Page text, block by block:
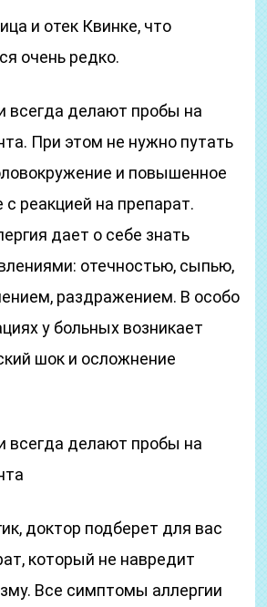
и отек Квинке, что
очень редко.
всегда делают пробы на
При этом не нужно путать
и повышенное
реакцией на препарат.
дает о себе знать
отечностью, сыпью,
раздражением. В особо
у больных возникает
шок и осложнение
всегда делают пробы на
доктор подберет для вас
который не навредит
Все симптомы аллергии